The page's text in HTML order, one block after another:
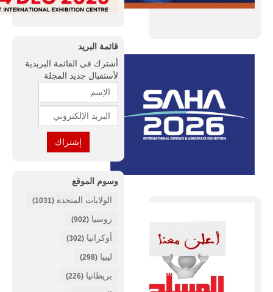
قائمة البريد
أشترك فى القائمة البريدية
لأستقبال جديد المجلة
وسوم الموقع
الولايات المتحدة (1031)
روسيا (902)
أوكرانيا (302)
ليبيا (298)
بريطانيا (226)